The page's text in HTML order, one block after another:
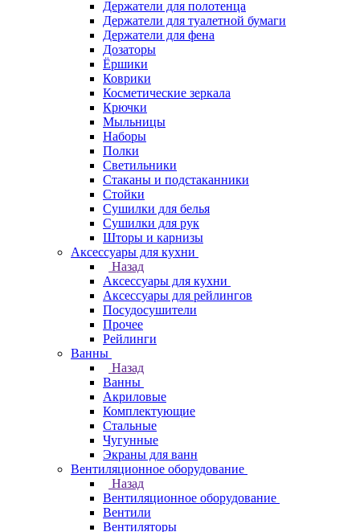
Держатели для полотенца
Держатели для туалетной бумаги
Держатели для фена
Дозаторы
Ёршики
Коврики
Косметические зеркала
Крючки
Мыльницы
Наборы
Полки
Светильники
Стаканы и подстаканники
Стойки
Сушилки для белья
Сушилки для рук
Шторы и карнизы
Аксессуары для кухни
Назад
Аксессуары для кухни
Аксессуары для рейлингов
Посудосушители
Прочее
Рейлинги
Ванны
Назад
Ванны
Акриловые
Комплектующие
Стальные
Чугунные
Экраны для ванн
Вентиляционное оборудование
Назад
Вентиляционное оборудование
Вентили
Вентиляторы